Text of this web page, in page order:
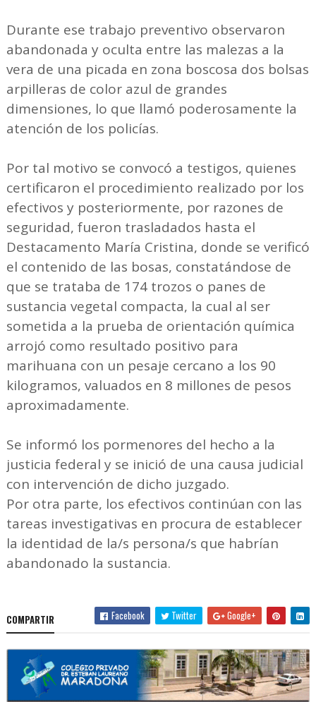
Durante ese trabajo preventivo observaron
abandonada y oculta entre las malezas a la
vera de una picada en zona boscosa dos bolsas
arpilleras de color azul de grandes
dimensiones, lo que llamó poderosamente la
atención de los policías.
Por tal motivo se convocó a testigos, quienes
certificaron el procedimiento realizado por los
efectivos y posteriormente, por razones de
seguridad, fueron trasladados hasta el
Destacamento María Cristina, donde se verificó
el contenido de las bosas, constatándose de
que se trataba de 174 trozos o panes de
sustancia vegetal compacta, la cual al ser
sometida a la prueba de orientación química
arrojó como resultado positivo para
marihuana con un pesaje cercano a los 90
kilogramos, valuados en 8 millones de pesos
aproximadamente.
Se informó los pormenores del hecho a la
justicia federal y se inició de una causa judicial
con intervención de dicho juzgado.
Por otra parte, los efectivos continúan con las
tareas investigativas en procura de establecer
la identidad de la/s persona/s que habrían
abandonado la sustancia.
COMPARTIR Facebook Twitter Google+